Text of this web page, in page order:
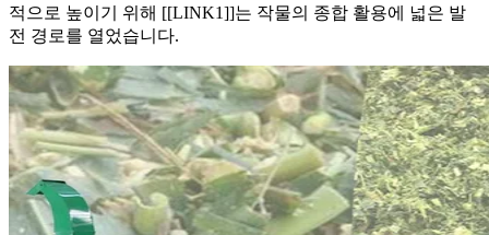
적으로 높이기 위해 [[LINK1]]는 작물의 종합 활용에 넓은 발
전 경로를 열었습니다.